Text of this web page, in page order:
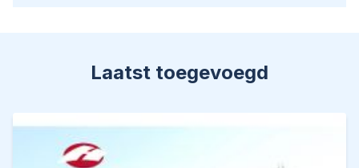
Power: 43 kW / 58 HP
Displacement: 2.434 cc
Specification:
Laatst toegevoegd